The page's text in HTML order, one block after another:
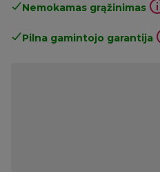
Nemokamas grąžinimas
Pilna gamintojo garantija